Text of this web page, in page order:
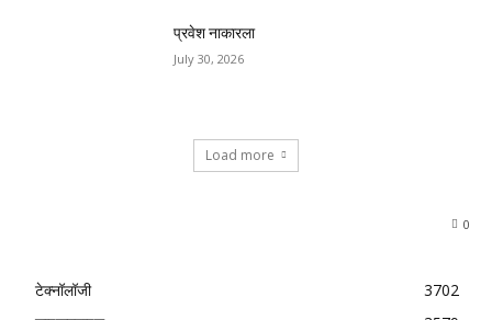
प्रवेश नाकारला
July 30, 2026
Load more
0
टेक्नॉलॉजी
3702